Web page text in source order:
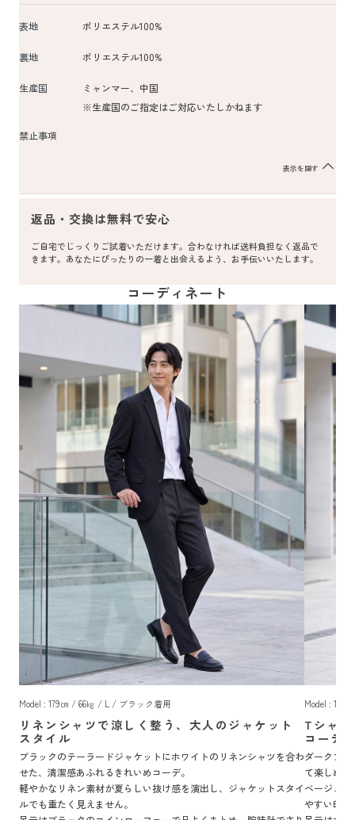
表地 ポリエステル100%
裏地 ポリエステル100%
生産国
ミャンマー、中国
※生産国のご指定はご対応いたしかねます
禁止事項
表示を隠す
返品・交換は無料で安心
ご自宅でじっくりご試着いただけます。合わなければ送料負担なく返品で
きます。あなたにぴったりの一着と出会えるよう、お手伝いいたします。
コーディネート
Model : 179㎝ / 66㎏ / L / ブラック着用
リネンシャツで涼しく整う、大人のジャケット
スタイル
ブラックのテーラードジャケットにホワイトのリネンシャツを合わ
せた、清潔感あふれるきれいめコーデ。
軽やかなリネン素材が夏らしい抜け感を演出し、ジャケットスタイ
ルでも重たく見えません。
Model : 179
Tシャ
コーデ
ダークブ
て楽しめ
ベージュ
やすい印象